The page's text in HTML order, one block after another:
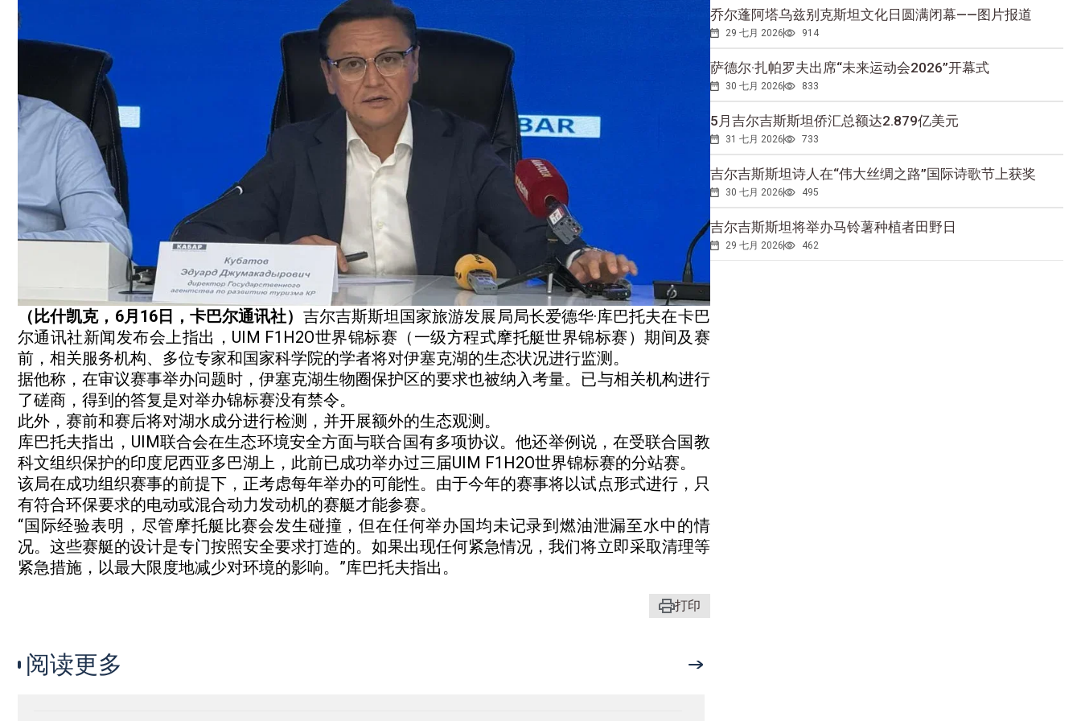
（比什凯克，6月16日，卡巴尔通讯社） 吉尔吉斯斯坦国家旅游发展局局长爱德华·库巴托夫在卡巴
尔通讯社新闻发布会上指出，UIM F1H2O世界锦标赛（一级方程式摩托艇世界锦标赛）期间及赛
前，相关服务机构、多位专家和国家科学院的学者将对伊塞克湖的生态状况进行监测。
据他称，在审议赛事举办问题时，伊塞克湖生物圈保护区的要求也被纳入考量。已与相关机构进行
了磋商，得到的答复是对举办锦标赛没有禁令。
此外，赛前和赛后将对湖水成分进行检测，并开展额外的生态观测。
库巴托夫指出，UIM联合会在生态环境安全方面与联合国有多项协议。他还举例说，在受联合国教
科文组织保护的印度尼西亚多巴湖上，此前已成功举办过三届UIM F1H2O世界锦标赛的分站赛。
该局在成功组织赛事的前提下，正考虑每年举办的可能性。由于今年的赛事将以试点形式进行，只
有符合环保要求的电动或混合动力发动机的赛艇才能参赛。
“国际经验表明，尽管摩托艇比赛会发生碰撞，但在任何举办国均未记录到燃油泄漏至水中的情
况。这些赛艇的设计是专门按照安全要求打造的。如果出现任何紧急情况，我们将立即采取清理等
紧急措施，以最大限度地减少对环境的影响。”库巴托夫指出。
打印
乔尔蓬阿塔乌兹别克斯坦文化日圆满闭幕——图片报道
29 七月 2026 914
萨德尔·扎帕罗夫出席“未来运动会2026”开幕式
30 七月 2026 833
5月吉尔吉斯斯坦侨汇总额达2.879亿美元
31 七月 2026 733
吉尔吉斯斯坦诗人在“伟大丝绸之路”国际诗歌节上获奖
30 七月 2026 495
吉尔吉斯斯坦将举办马铃薯种植者田野日
29 七月 2026 462
阅读更多